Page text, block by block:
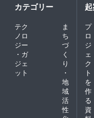
カテゴリー
テク
ノロ
ジー
・ガ
ジェ
ット
ま
ち
づ
く
り
・
地
域
活
性
プ
ロ
ジ
ェ
ク
ト
を
作
る
資